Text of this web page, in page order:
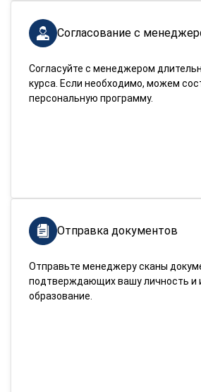
Согласование с
Согласуйте с менеджером
курса. Если необходимо, можем
персональную программу.
Отправка документов
Отправьте менеджеру сканы
подтверждающих вашу личность
образование.